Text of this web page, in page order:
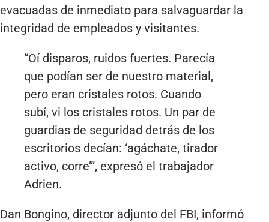
evacuadas de inmediato para salvaguardar la
integridad de empleados y visitantes.
“Oí disparos, ruidos fuertes. Parecía
que podían ser de nuestro material,
pero eran cristales rotos. Cuando
subí, vi los cristales rotos. Un par de
guardias de seguridad detrás de los
escritorios decían: ‘agáchate, tirador
activo, corre’”, expresó el trabajador
Adrien.
Dan Bongino, director adjunto del FBI, informó